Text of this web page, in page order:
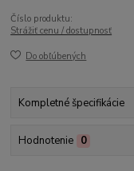
Číslo produktu:
Strážiť cenu / dostupnosť
Do obľúbených
Kompletné špecifikácie
Hodnotenie 0